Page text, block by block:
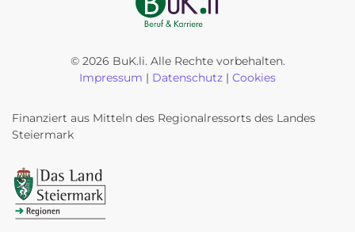
© 2026 BuK.li. Alle Rechte vorbehalten.
Impressum | Datenschutz | Cookies
Finanziert aus Mitteln des Regionalressorts des Landes
Steiermark